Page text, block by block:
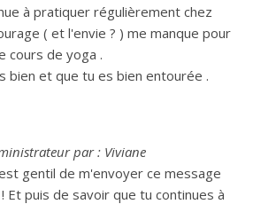
à pratiquer régulièrement chez
( et l'envie ? ) me manque pour
cours de yoga .
bien et que tu es bien entourée .
par : Viviane
gentil de m'envoyer ce message
Et puis de savoir que tu continues à